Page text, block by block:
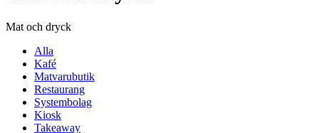
Butiker
Mat och dryck
Evenemang
Erbjudanden
Mat och dryck
Alla
Kafé
Matvarubutik
Restaurang
Systembolag
Kiosk
Takeaway